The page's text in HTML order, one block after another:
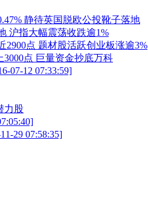
静待英国脱欧公投靴子落地
沪指大幅震荡收跌逾1%
2900点 题材股活跃创业板涨逾3%
3000点 巨量资金抄底万科
07-12 07:33:59]
力股
29 07:58:35]